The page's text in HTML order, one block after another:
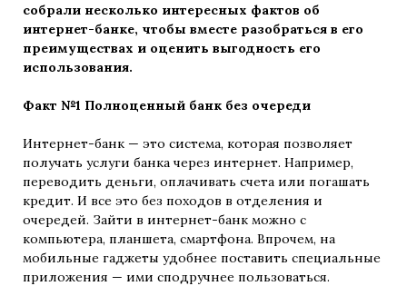
собрали несколько интересных фактов об
интернет-банке, чтобы вместе разобраться в его
преимуществах и оценить выгодность его
использования.
Факт №1 Полноценный банк без очереди
Интернет-банк — это система, которая позволяет
получать услуги банка через интернет. Например,
переводить деньги, оплачивать счета или погашать
кредит. И все это без походов в отделения и
очередей. Зайти в интернет-банк можно с
компьютера, планшета, смартфона. Впрочем, на
мобильные гаджеты удобнее поставить специальные
приложения — ими сподручнее пользоваться.